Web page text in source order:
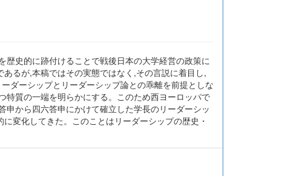
史的に跡付けることで戦後日本の大学経営の政策に
るが,本稿ではその実態ではなく,その言説に着目し,
ダーシップとリーダーシップ論との乖離を前提としな
質の一端を明らかにする。このため西ヨーロッパで
から四六答申にかけて確立した学長のリーダーシッ
変化してきた。このことはリーダーシップの歴史・